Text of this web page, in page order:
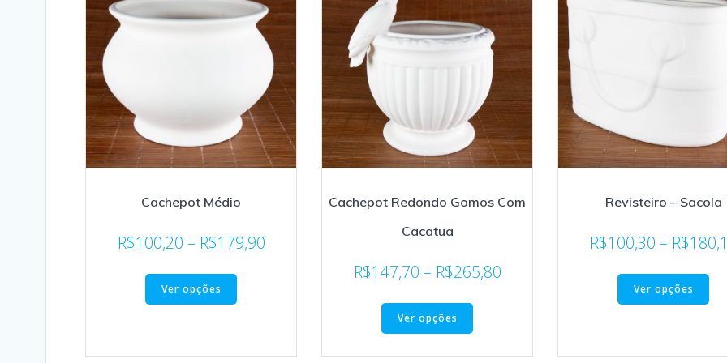
Cachepot Médio
R$100,20 – R$179,90
Ver opções
Cachepot Redondo Gomos Com
Cacatua
R$147,70 – R$265,80
Ver opções
Revisteiro – Sacola
R$100,30 – R$
Ver opções